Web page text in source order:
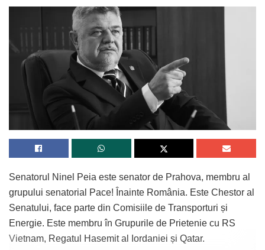
Senatorul Ninel Peia este senator de Prahova, membru al
grupului senatorial Pace! Înainte România. Este Chestor al
Senatului, face parte din Comisiile de Transporturi și
Energie. Este membru în Grupurile de Prietenie cu RS
Vietnam, Regatul Hasemit al Iordaniei și Qatar.